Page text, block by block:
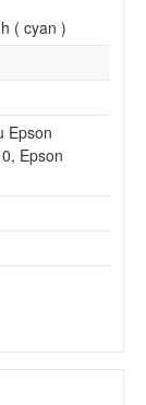
( cyan )
Epson
Epson